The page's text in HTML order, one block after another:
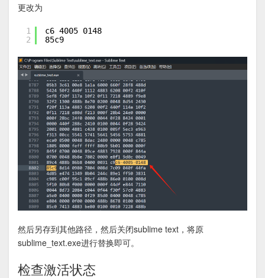
更改为
1
2
c6 4005 0148
85c9
然后另存到其他路径，然后关闭sublime text，将原
sublime_text.exe进行替换即可。
检查激活状态